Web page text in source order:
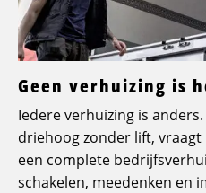
Geen verhuizing is
Iedere verhuizing is
driehoog zonder lift,
een complete
schakelen, meedenken en